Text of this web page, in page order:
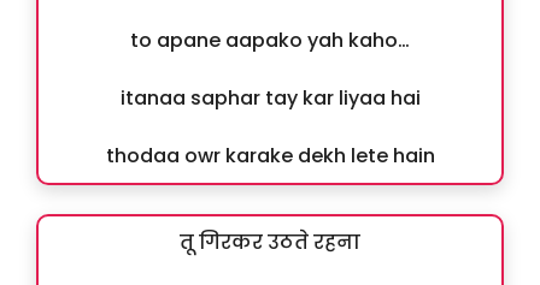
to apane aapako yah kaho…
itanaa saphar tay kar liyaa hai
thodaa owr karake dekh lete hain
तू गिरकर उठते रहना